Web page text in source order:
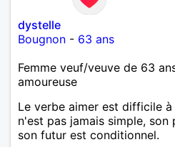
dystelle
Bougnon - 63 ans
Femme veuf/veuve de 63
amoureuse
Le verbe aimer est difficile
n'est pas jamais simple,
son futur est conditionnel.